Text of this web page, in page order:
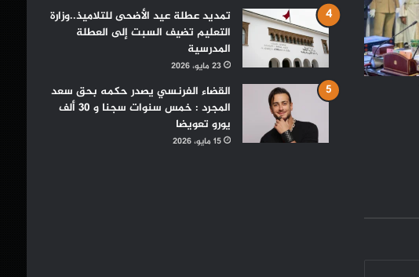
تمديد عطلة عيد الأضحى للتلاميذ..وزارة
التعليم تضيف السبت إلى العطلة
المدرسية
23 مايو، 2026
القضاء الفرنسي يصدر حكمه بحق سعد
المجرد : خمس سنوات سجنا و 30 ألف
يورو تعويضا
15 مايو، 2026